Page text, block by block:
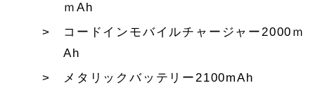
ｍAh
コードインモバイルチャージャー2000ｍ
Ah
メタリックバッテリー2100mAh